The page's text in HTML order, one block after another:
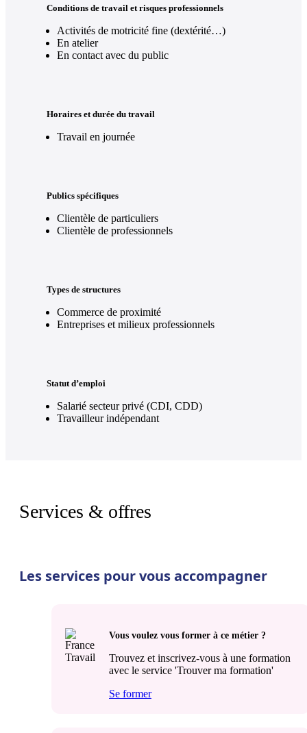
Conditions de travail et risques professionnels
Activités de motricité fine (dextérité…)
En atelier
En contact avec du public
Horaires et durée du travail
Travail en journée
Publics spécifiques
Clientèle de particuliers
Clientèle de professionnels
Types de structures
Commerce de proximité
Entreprises et milieux professionnels
Statut d’emploi
Salarié secteur privé (CDI, CDD)
Travailleur indépendant
Services & offres
Les services pour vous accompagner
Vous voulez vous former à ce métier ?
Trouvez et inscrivez-vous à une formation
avec le service 'Trouver ma formation'
Se former